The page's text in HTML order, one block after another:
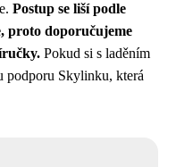
Postup se liší podle
proto doporučujeme
Pokud si s laděním
podporu Skylinku, která